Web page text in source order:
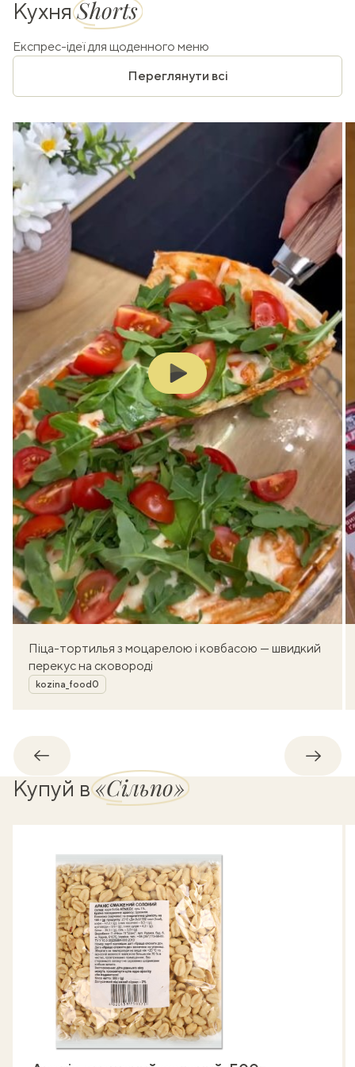
КухняShorts
Експрес-ідеї для щоденного меню
Переглянути всі
Play
Піца-тортилья з моцарелою і ковбасою — швидкий
перекус на сковороді
Автор
kozina_food0
Назад
Купуй в«Сільпо»